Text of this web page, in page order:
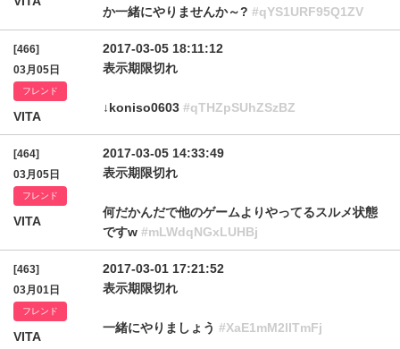
か一緒にやりませんか～? #qYS1URF95Q1ZV
[466]
03月05日
フレンド
VITA
2017-03-05 18:11:12
表示期限切れ
↓koniso0603 #qTHZpSUhZSzBZ
[464]
03月05日
フレンド
VITA
2017-03-05 14:33:49
表示期限切れ
何だかんだで他のゲームよりやってるスルメ状態
ですw #mLWdqNGxLUHBj
[463]
03月01日
フレンド
VITA
2017-03-01 17:21:52
表示期限切れ
一緒にやりましょう #XaE1mM2lITmFj